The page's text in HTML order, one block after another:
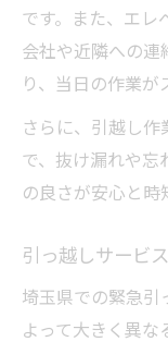
ト
口コミ
ちょこ
引っ越
格安で済ま
引っ越
緊急時
です。また、エレ
会社や近隣への連
り、当日の作業が
さらに、引越し
で、抜け漏れや忘
の良さが安心と時
引っ越しサービ
埼玉県での緊急
よって大きく異